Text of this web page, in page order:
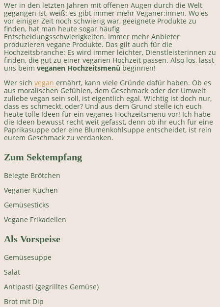
Wer in den letzten Jahren mit offenen Augen durch die Welt
gegangen ist, weiß: es gibt immer mehr Veganer:innen. Wo es
vor einiger Zeit noch schwierig war, geeignete Produkte zu
finden, hat man heute sogar häufig
Entscheidungsschwierigkeiten. Immer mehr Anbieter
produzieren vegane Produkte. Das gilt auch für die
Hochzeitsbranche: Es wird immer leichter, Dienstleisterinnen zu
finden, die gut zu einer veganen Hochzeit passen. Also los, lasst
uns beim veganen Hochzeitsmenü beginnen!
Wer sich vegan ernährt, kann viele Gründe dafür haben. Ob es
aus moralischen Gefühlen, dem Geschmack oder der Umwelt
zuliebe vegan sein soll, ist eigentlich egal. Wichtig ist doch nur,
dass es schmeckt, oder? Und aus dem Grund stelle ich euch
heute tolle Ideen für ein veganes Hochzeitsmenü vor! Ich habe
die Ideen bewusst recht weit gefasst, denn ob ihr euch für eine
Paprikasuppe oder eine Blumenkohlsuppe entscheidet, ist rein
eurem Geschmack zu verdanken.
Zum Sektempfang
Belegte Brötchen
Veganer Kuchen
Gemüsesticks
Vegane Frikadellen
Als Vorspeise
Gemüsesuppe
Salat
Antipasti (gegrilltes Gemüse)
Brot mit Dip